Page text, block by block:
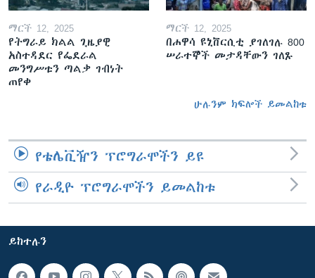
ማርች 12, 2025
የትግራይ ክልል ጊዜያዊ
አስተዳደር የፌደራል
መንግሥቱን ጣልቃ ገብነት
ጠየቀ
ማርች 12, 2025
በሐዋሳ ዩኒቨርሲቲ ያገለገሉ 800
ሠራተኞች መታዳቸውን ገለጹ
ሁሉንም ክፍሎች ይመልከቱ
የቴሌቪዥን ፕሮግራሞችን ይዩ
የራዲዮ ፕሮግራሞችን ይመልከቱ
ይከተሉን